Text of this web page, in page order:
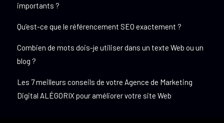
importants ?
Qu’est-ce que le référencement SEO exactement ?
Combien de mots dois-je utiliser dans un texte Web ou un
blog ?
Les 7 meilleurs conseils de votre Agence de Marketing
Digital ALÉGORIX pour améliorer votre site Web